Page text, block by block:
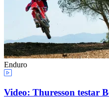
Enduro
Video: Thuresson testar